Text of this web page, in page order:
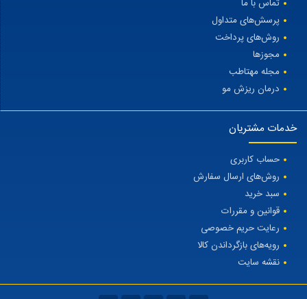
تماس با ما
پرسش‌های متداول
روش‌های پرداخت
مجوزها
مجله مهتاطب
درمان ریزش مو
خدمات مشتریان
حساب کاربری
روش‌های ارسال سفارش
سبد خرید
قوانین و مقررات
رعایت حریم خصوصی
رویه‌های بازگرداندن کالا
نقشه سایت